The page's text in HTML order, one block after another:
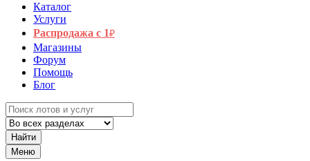
Каталог
Услуги
Распродажа с 1₽
Магазины
Форум
Помощь
Блог
Найти
Меню